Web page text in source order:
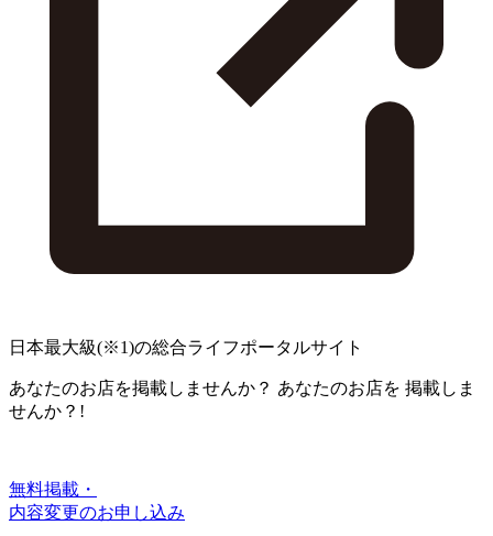
日本最大級(※1)の総合ライフポータルサイト
あなたのお店を掲載しませんか？ あなたのお店を 掲載しま
せんか？!
無料掲載・
内容変更のお申し込み